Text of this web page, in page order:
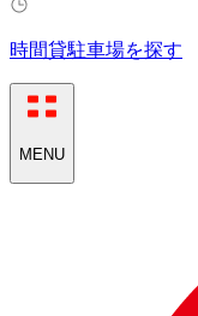
時間貸駐車場を探す
MENU